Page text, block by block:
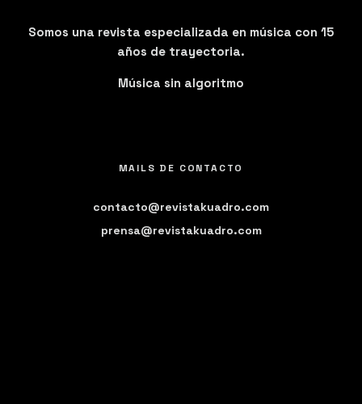
Somos una revista especializada en música con 15
años de trayectoria.
Música sin algoritmo
MAILS DE CONTACTO
contacto@revistakuadro.com
prensa@revistakuadro.com